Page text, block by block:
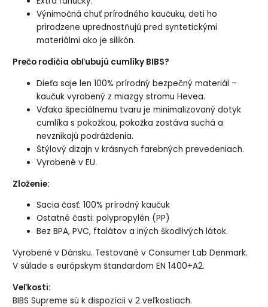
Výnimočná chuť prírodného kaučuku, deti ho
prirodzene uprednostňujú pred syntetickými
materiálmi ako je silikón.
Prečo rodičia obľubujú cumlíky BIBS?
Dieťa saje len 100% prírodný bezpečný materiál –
kaučuk vyrobený z miazgy stromu Hevea.
Vďaka špeciálnemu tvaru je minimalizovaný dotyk
cumlíka s pokožkou, pokožka zostáva suchá a
nevznikajú podráždenia.
Štýlový dizajn v krásnych farebných prevedeniach.
Vyrobené v EU.
Zloženie:
Sacia časť: 100% prírodný kaučuk
Ostatné časti: polypropylén (PP)
Bez BPA, PVC, ftalátov a iných škodlivých látok.
Vyrobené v Dánsku. Testované v Consumer Lab Denmark.
V súlade s európskym štandardom EN 1400+A2.
Veľkosti:
BIBS Supreme sú k dispozícii v 2 veľkostiach.